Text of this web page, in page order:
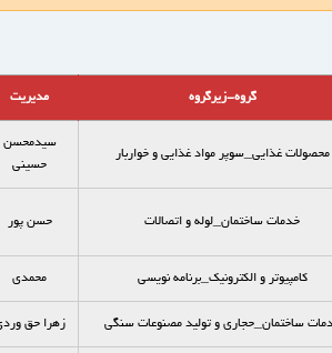
گروه-زیرگروه مدیریت
محصولات غذایی_سوپر مواد غذایی و خواربار
سیدمحسن
حسینی
خدمات ساختمان_لوله و اتصالات حسن پور
کامپیوتر و الکترونیک_برنامه نویسی محمدی
ساختمان_حجاری و تولید مصنوعات سنگی زهرا حق